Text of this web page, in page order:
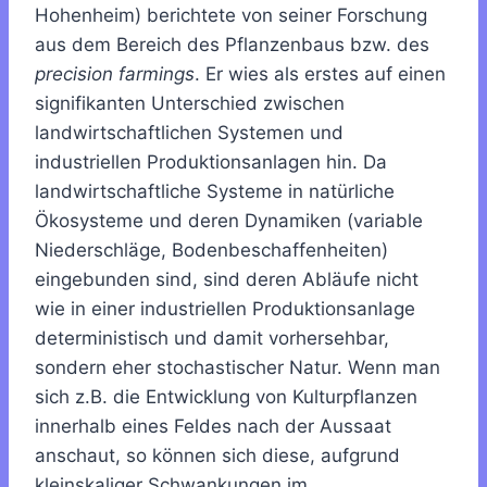
Hohenheim) berichtete von seiner Forschung
aus dem Bereich des Pflanzenbaus bzw. des
precision farmings. Er wies als erstes auf einen
signifikanten Unterschied zwischen
landwirtschaftlichen Systemen und
industriellen Produktionsanlagen hin. Da
landwirtschaftliche Systeme in natürliche
Ökosysteme und deren Dynamiken (variable
Niederschläge, Bodenbeschaffenheiten)
eingebunden sind, sind deren Abläufe nicht
wie in einer industriellen Produktionsanlage
deterministisch und damit vorhersehbar,
sondern eher stochastischer Natur. Wenn man
sich z.B. die Entwicklung von Kulturpflanzen
innerhalb eines Feldes nach der Aussaat
anschaut, so können sich diese, aufgrund